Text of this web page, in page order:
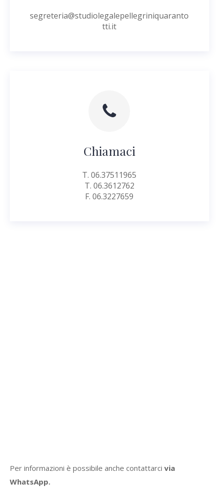
segreteria@studiolegalepellegriniquaranto
tti.it
Chiamaci
T. 06.37511965
T. 06.3612762
F. 06.3227659
Per informazioni è possibile anche contattarci via
WhatsApp.